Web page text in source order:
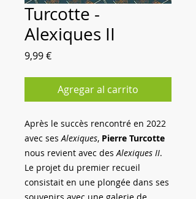
Turcotte -
Alexiques II
9,99 €Precio
Agregar al carrito
Après le succès rencontré en 2022
avec ses Alexiques, Pierre Turcotte
nous revient avec des Alexiques II.
Le projet du premier recueil
consistait en une plongée dans ses
souvenirs avec une galerie de